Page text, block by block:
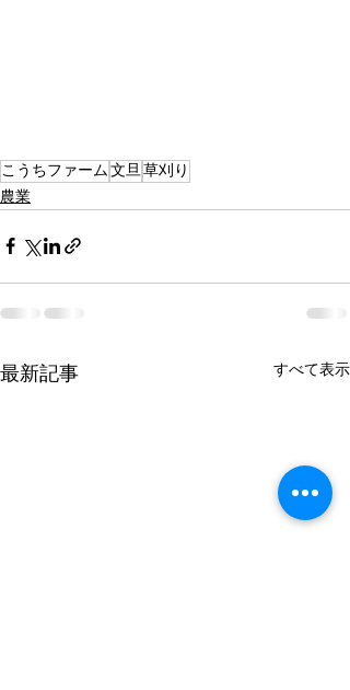
こうちファーム文旦草刈り
農業
最新記事 すべて表示